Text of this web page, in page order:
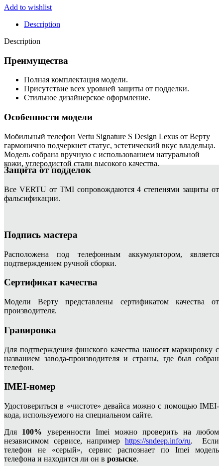
Add to wishlist
Description
Description
Преимущества
Полная комплектация модели.
Присутствие всех уровней защиты от подделки.
Стильное дизайнерское оформление.
Особенности модели
Мобильный телефон Vertu Signature S Design Lexus от Верту
гармонично подчеркнет статус, эстетический вкус владельца.
Модель собрана вручную с использованием натуральной
кожи, углеродистой стали высокого качества.
Защита от подделок
Все VERTU от TMI сопровождаются 4 степенями защиты от
фальсификации.
Подпись мастера
Расположена под телефонным аккумулятором, является
подтверждением ручной сборки.
Сертификат качества
Модели Верту представлены сертификатом качества от
производителя.
Гравировка
Для подтверждения финского качества наносят маркировку с
названием завода-производителя и страны, где был собран
телефон.
IMEI-номер
Удостовериться в «чистоте» девайса можно с помощью IMEI-
кода, используемого на специальном сайте.
Для 100% уверенности Imei можно проверить на любом
независимом сервисе, например https://sndeep.info/ru. Если
телефон не «серый», сервис распознает по Imei модель
телефона и находится ли он в розыске.